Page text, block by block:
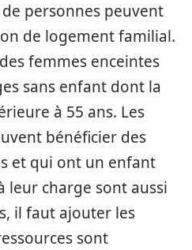
personnes peuvent
de logement familial.
femmes enceintes
sans enfant dont la
à 55 ans. Les
bénéficier des
et qui ont un enfant
leur charge sont aussi
il faut ajouter les
sont